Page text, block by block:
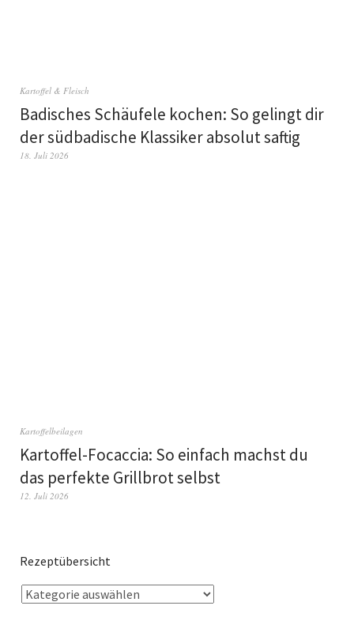
Kartoffel & Fleisch
Badisches Schäufele kochen: So gelingt dir
der südbadische Klassiker absolut saftig
18. Juli 2026
Kartoffelbeilagen
Kartoffel-Focaccia: So einfach machst du
das perfekte Grillbrot selbst
12. Juli 2026
Rezeptübersicht